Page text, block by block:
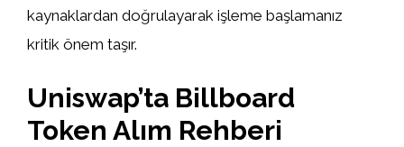
kaynaklardan doğrulayarak işleme başlamanız
kritik önem taşır.
Uniswap’ta Billboard
Token Alım Rehberi